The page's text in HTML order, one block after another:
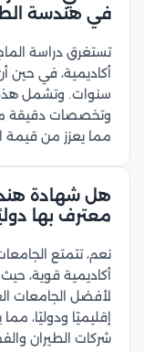
في هندسة
تستغرق دراسة
أكاديمية، في حين
سنوات. وتشمل هذه
وتخصصات دقيقة مثل
مما يعزز من قيمة
هل شهادة
معترف بها
نعم، تتمتع
أكاديمية قوية،
لأفضل الجامعات
إقليميًا ودوليًا،
شركات الطيران